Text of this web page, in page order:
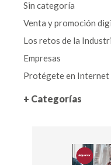
Sin categoría
Venta y promoción
Los retos de la
Empresas
Protégete en Internet
+ Categorías